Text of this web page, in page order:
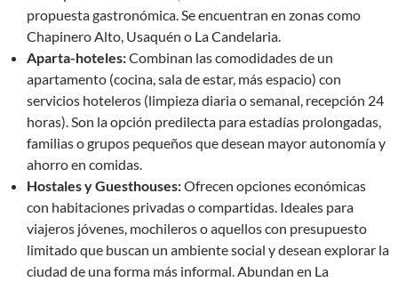
propuesta gastronómica. Se encuentran en zonas como
Chapinero Alto, Usaquén o La Candelaria.
Aparta-hoteles:Combinan las comodidades de un
apartamento (cocina, sala de estar, más espacio) con
servicios hoteleros (limpieza diaria o semanal, recepción 24
horas). Son la opción predilecta para estadías prolongadas,
familias o grupos pequeños que desean mayor autonomía y
ahorro en comidas.
Hostales y Guesthouses:Ofrecen opciones económicas
con habitaciones privadas o compartidas. Ideales para
viajeros jóvenes, mochileros o aquellos con presupuesto
limitado que buscan un ambiente social y desean explorar la
ciudad de una forma más informal. Abundan en La